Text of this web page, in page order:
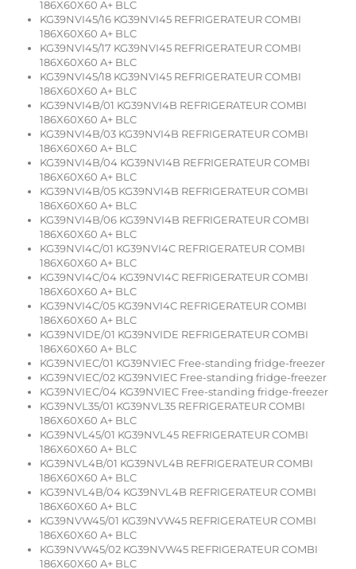
186X60X60 A+ BLC
KG39NVI45/16 KG39NVI45 REFRIGERATEUR COMBI
186X60X60 A+ BLC
KG39NVI45/17 KG39NVI45 REFRIGERATEUR COMBI
186X60X60 A+ BLC
KG39NVI45/18 KG39NVI45 REFRIGERATEUR COMBI
186X60X60 A+ BLC
KG39NVI4B/01 KG39NVI4B REFRIGERATEUR COMBI
186X60X60 A+ BLC
KG39NVI4B/03 KG39NVI4B REFRIGERATEUR COMBI
186X60X60 A+ BLC
KG39NVI4B/04 KG39NVI4B REFRIGERATEUR COMBI
186X60X60 A+ BLC
KG39NVI4B/05 KG39NVI4B REFRIGERATEUR COMBI
186X60X60 A+ BLC
KG39NVI4B/06 KG39NVI4B REFRIGERATEUR COMBI
186X60X60 A+ BLC
KG39NVI4C/01 KG39NVI4C REFRIGERATEUR COMBI
186X60X60 A+ BLC
KG39NVI4C/04 KG39NVI4C REFRIGERATEUR COMBI
186X60X60 A+ BLC
KG39NVI4C/05 KG39NVI4C REFRIGERATEUR COMBI
186X60X60 A+ BLC
KG39NVIDE/01 KG39NVIDE REFRIGERATEUR COMBI
186X60X60 A+ BLC
KG39NVIEC/01 KG39NVIEC Free-standing fridge-freezer
KG39NVIEC/02 KG39NVIEC Free-standing fridge-freezer
KG39NVIEC/04 KG39NVIEC Free-standing fridge-freezer
KG39NVL35/01 KG39NVL35 REFRIGERATEUR COMBI
186X60X60 A+ BLC
KG39NVL45/01 KG39NVL45 REFRIGERATEUR COMBI
186X60X60 A+ BLC
KG39NVL4B/01 KG39NVL4B REFRIGERATEUR COMBI
186X60X60 A+ BLC
KG39NVL4B/04 KG39NVL4B REFRIGERATEUR COMBI
186X60X60 A+ BLC
KG39NVW45/01 KG39NVW45 REFRIGERATEUR COMBI
186X60X60 A+ BLC
KG39NVW45/02 KG39NVW45 REFRIGERATEUR COMBI
186X60X60 A+ BLC